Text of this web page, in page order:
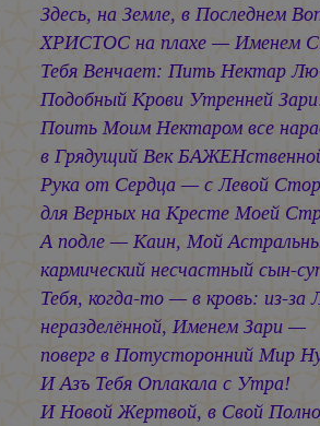
Здесь, на Земле, в Последнем
ХРИСТОС на плахе — Именем
Тебя Венчает: Пить Нектар
Подобный Крови Утренней
Поить Моим Нектаром все
в Грядущий Век
Рука от Сердца — с Левой
для Верных на Кресте Моей
А подле — Каин, Мой
кармический несчастный сын-
Тебя, когда-то — в кровь: из-за
неразделённой, Именем Зари —
поверг в Потусторонний Мир
И Азъ Тебя Оплакала с Утра!
И Новой Жертвой, в Свой